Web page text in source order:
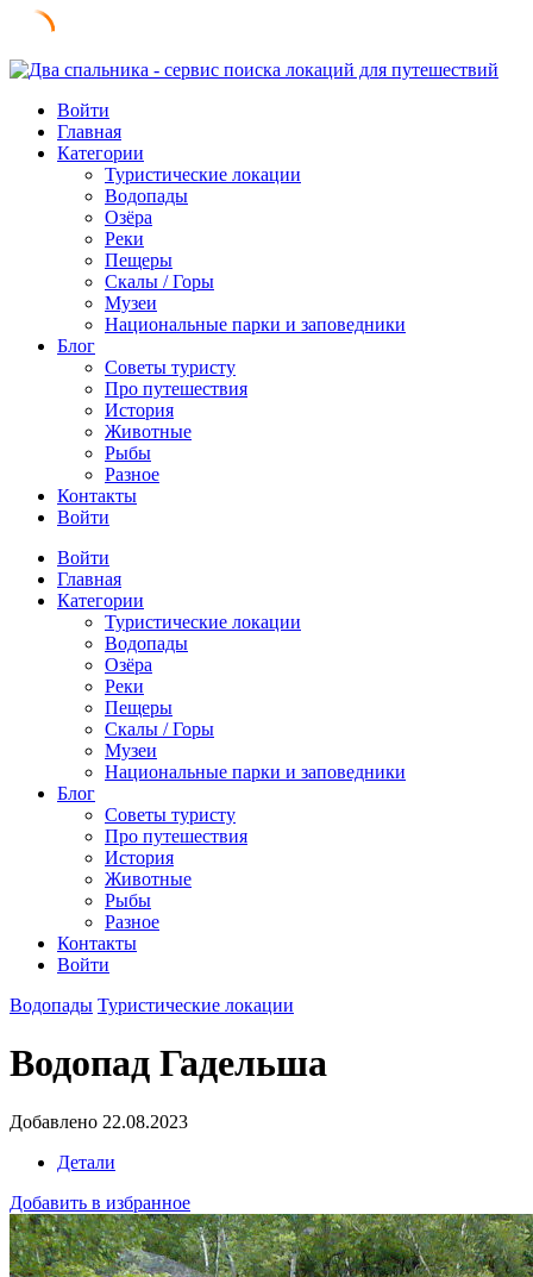
Skip
contentВойти
Главная
Категории
Туристические локации
Водопады
Озёра
Реки
Пещеры
Скалы / Горы
Музеи
Национальные парки и заповедники
Блог
Советы туристу
Про путешествия
История
Животные
Рыбы
Разное
Контакты
Войти
Войти
Главная
Категории
Туристические локации
Водопады
Озёра
Реки
Пещеры
Скалы / Горы
Музеи
Национальные парки и заповедники
Блог
Советы туристу
Про путешествия
История
Животные
Рыбы
Разное
Контакты
Войти
Водопады Туристические локации
Водопад Гадельша
Добавлено 22.08.2023
Детали
Добавить в избранное